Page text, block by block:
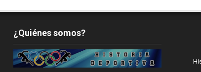
¿Quiénes somos?